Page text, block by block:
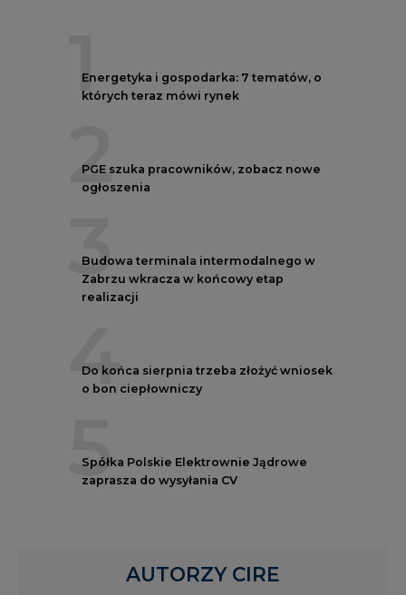
1
Energetyka i gospodarka: 7 tematów, o
których teraz mówi rynek
2
PGE szuka pracowników, zobacz nowe
ogłoszenia
3
Budowa terminala intermodalnego w
Zabrzu wkracza w końcowy etap
realizacji
4
Do końca sierpnia trzeba złożyć wniosek
o bon ciepłowniczy
5
Spółka Polskie Elektrownie Jądrowe
zaprasza do wysyłania CV
AUTORZY CIRE